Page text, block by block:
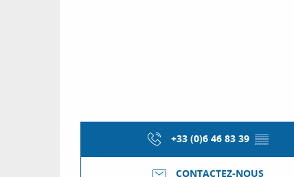
+33 (0)6 46 83 39 ▒▒
CONTACTEZ-NOUS